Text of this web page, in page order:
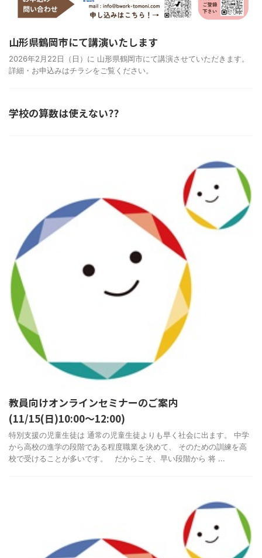
山形県鶴岡市にて講演いたします
2026年2月22日（日）に 山形県鶴岡市にて講演させていただきます。
詳細・お申込みはチラシをご覧ください。
学校の算数は使えない??
教員向けオンラインセミナーのご案内
(11/15(日)10:00～12:00)
特別支援の児童生徒は 通常の児童生徒よりも早く社会に出ます。 中学
から高校の進学の段階である程度職業を決めて、 そのための訓練を高
校で受けることが多いです。 だからこそ、早い段階から 将 ...